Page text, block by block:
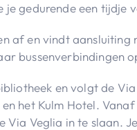
je gedurende een tijdje
af en vindt aansluiting
bussenverbindingen
en volgt de
het Kulm Hotel.
Via Veglia in te slaan.